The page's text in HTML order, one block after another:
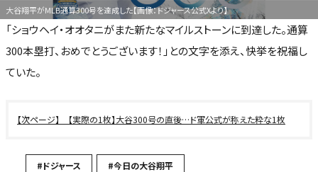
大谷翔平がMLB通算300号を達成した【画像：ドジャース公式Xより】
「ショウヘイ・オオタニがまた新たなマイルストーンに到達した。通算
300本塁打、おめでとうございます！」との文字を添え、快挙を祝福し
ていた。
【実際の1枚】大谷300号の直後…ド軍公式が称えた粋な1枚
#ドジャース #今日の大谷翔平